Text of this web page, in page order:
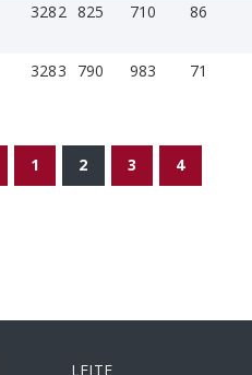
3282 825 710 86
3283 790 983 71
1 2 3 4
LEITE